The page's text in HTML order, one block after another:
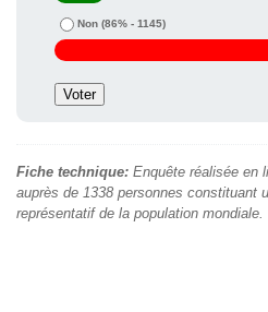
Non (86% - 1145)
Fiche technique: Enquête réalisée en
auprès de 1338 personnes constituant
représentatif de la population mondiale.